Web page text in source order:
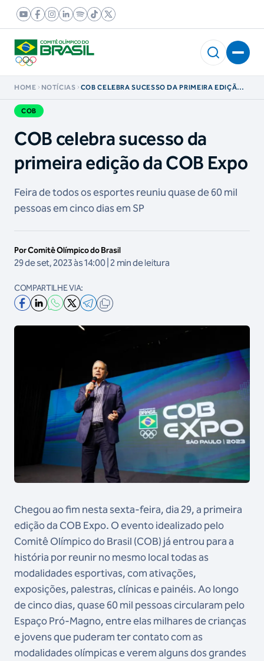
HOME NOTÍCIAS
COB CELEBRA SUCESSO DA PRIMEIRA EDIÇÃO
COB
COB celebra sucesso da
primeira edição da COB Expo
Feira de todos os esportes reuniu quase de 60 mil
pessoas em cinco dias em SP
Por Comitê Olímpico do Brasil
29 de set, 2023 às 14:00 | 2 min de leitura
COMPARTILHE VIA:
Chegou ao fim nesta sexta-feira, dia 29, a primeira
edição da COB Expo. O evento idealizado pelo
Comitê Olímpico do Brasil (COB) já entrou para a
história por reunir no mesmo local todas as
modalidades esportivas, com ativações,
exposições, palestras, clínicas e painéis. Ao longo
de cinco dias, quase 60 mil pessoas circularam pelo
Espaço Pró-Magno, entre elas milhares de crianças
e jovens que puderam ter contato com as
modalidades olímpicas e verem alguns dos grandes